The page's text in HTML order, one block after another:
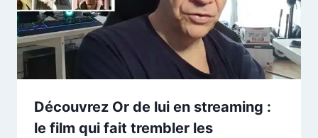
Découvrez Or de lui en streaming :
le film qui fait trembler les